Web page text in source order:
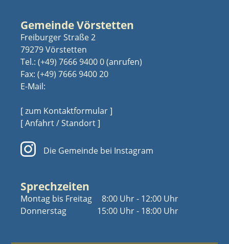
Gemeinde Vörstetten
Freiburger Straße 2
79279 Vörstetten
Tel.: (+49) 7666 9400 0
Fax: (+49) 7666 9400 20
E-Mail:
[ zum Kontaktformular ]
[ Anfahrt / Standort ]
Die Gemeinde bei Instagram
Sprechzeiten
Montag bis Freitag
Donnerstag
8:00 Uhr - 12:00 Uhr
15:00 Uhr - 18:00 Uhr